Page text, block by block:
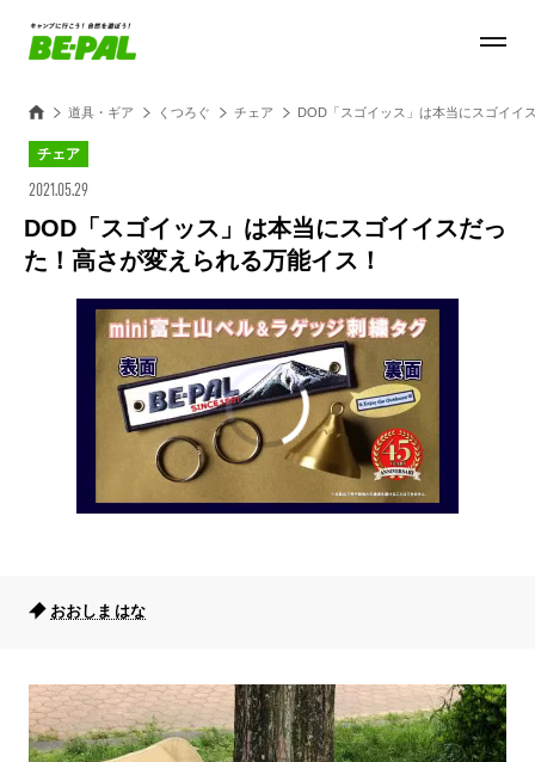
道具・ギア くつろぐ チェア DOD「スゴイッス」は本当にスゴイイ
チェア
2021.05.29
DOD「スゴイッス」は本当にスゴイイスだっ
た！高さが変えられる万能イス！
おおしま はな